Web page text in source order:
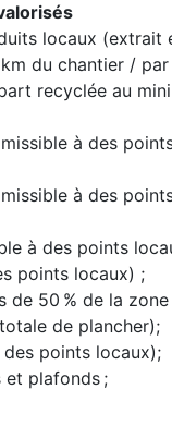
locaux (extrait
du chantier /
recyclée au
à des
à des
à des points
points locaux) ;
de 50 % de la
de plancher);
points locaux);
et plafonds ;